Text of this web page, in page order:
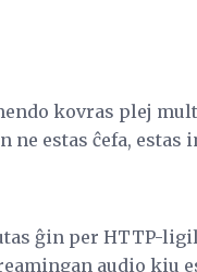
kovras plej
estas ĉefa, estas
ĝin per HTTP-
audio kiu